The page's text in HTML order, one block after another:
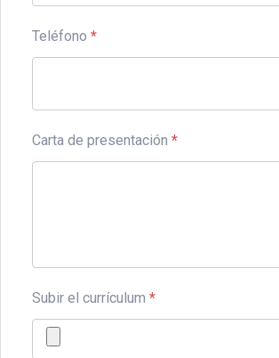
Teléfono *
Carta de presentación *
Subir el currículum *